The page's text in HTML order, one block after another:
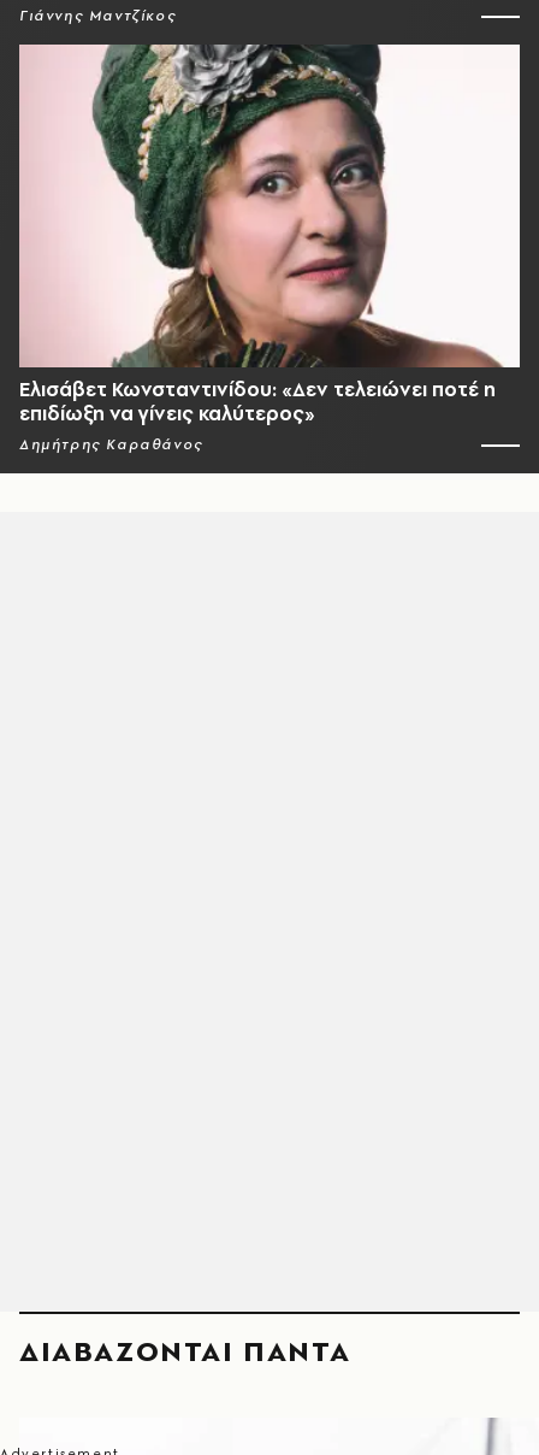
Γιάννης Μαντζίκος
Ελισάβετ Κωνσταντινίδου: «Δεν τελειώνει ποτέ η
επιδίωξη να γίνεις καλύτερος»
Δημήτρης Καραθάνος
ΔΙΑΒΑΖΟΝΤΑΙ ΠΑΝΤΑ